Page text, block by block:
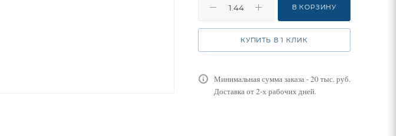
В КОРЗИНУ
КУПИТЬ В 1 КЛИК
Минимальная сумма заказа - 20 тыс. руб.
Доставка от 2-х рабочих дней.